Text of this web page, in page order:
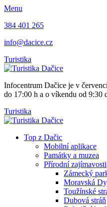
Menu
384 401 265
info@dacice.cz
Turistika
Infocentrum Dačice je v
do 17:00 h a o víkendu od 9:30
Turistika
Top z Dačic
Mobilní aplikace
Památky a muzea
Přírodní zajímavosti
Zámecký
Moravská
Toužínské
Dubová stráň